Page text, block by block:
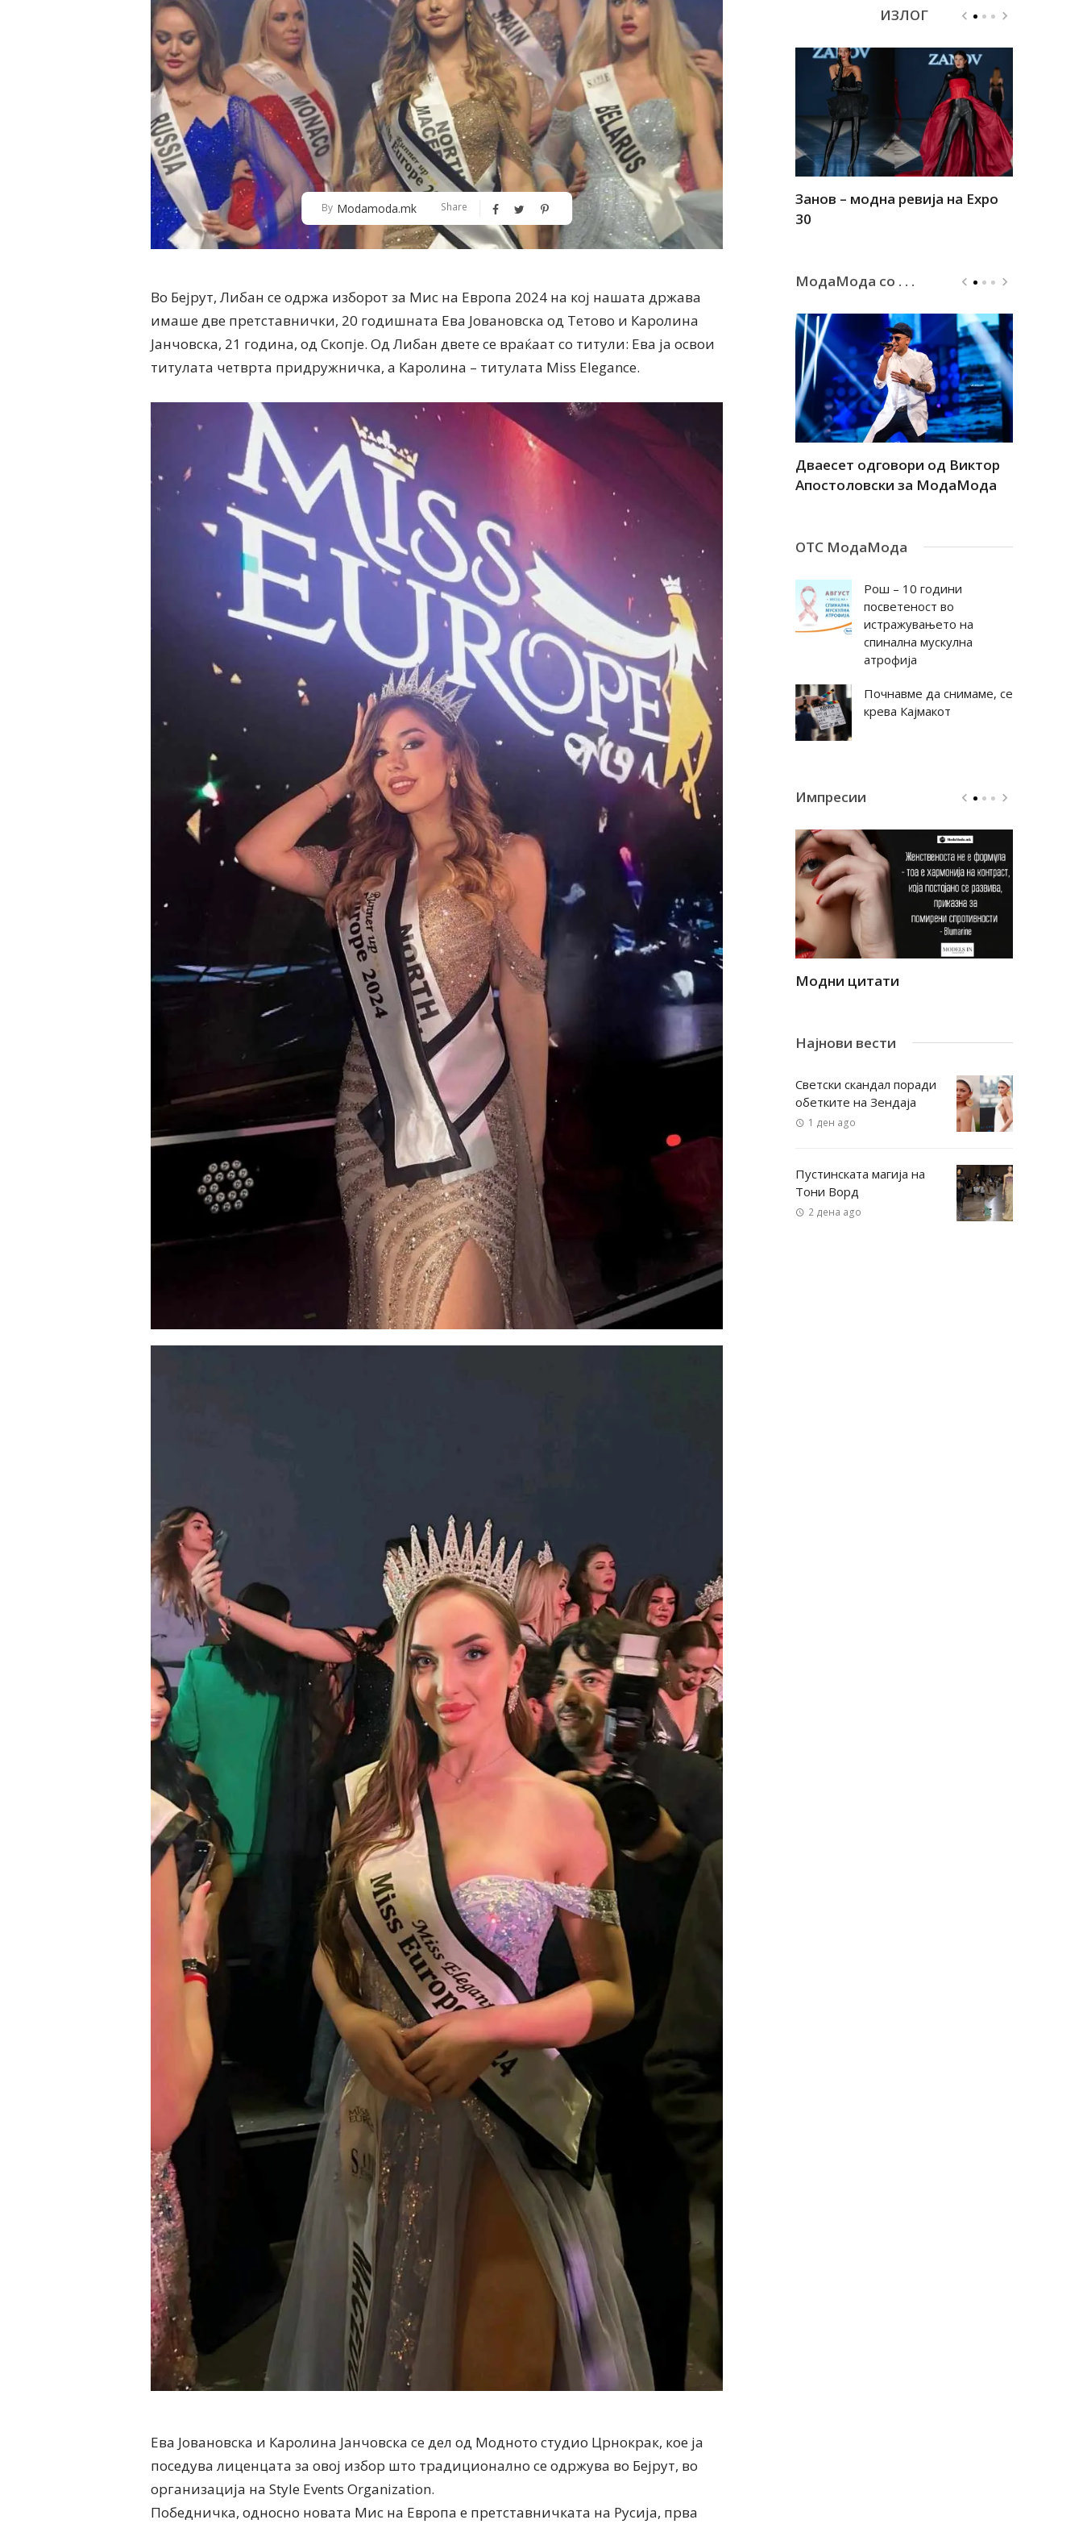
By Modamoda.mk Share
Во Бејрут, Либан се одржа изборот за Мис на Европа 2024 на кој нашата држава
имаше две претставнички, 20 годишната Ева Јовановска од Тетово и Каролина
Јанчовска, 21 година, од Скопје. Од Либан двете се враќаат со титули: Ева ја освои
титулата четврта придружничка, а Каролина – титулата Miss Elegance.
Ева Јовановска и Каролина Јанчовска се дел од Модното студио Црнокрак, кое ја
поседува лиценцата за овој избор што традиционално се одржува во Бејрут, во
организација на Style Events Organization.
Победничка, односно новата Мис на Европа е претставничката на Русија, прва
ИЗЛОГ
Алшар – модна ревија на Expo
30
Филигрански обетки
Занов – модна ревија на Expo
30
МодаМода со . . .
Дваесет одговори од Милена
Антовска за МодаМода
Дваесет одговори за
Ристовски Принц
Дваесет одговори од Виктор
Апостоловски за МодаМода
ОТС МодаМода
Рош – 10 години
посветеност во
истражувањето на
спинална мускулна
атрофија
Почнавме да снимаме, се
крева Кајмакот
Импресии
Модни цитати Модни цитати Модни цитати
Најнови вести
Светски скандал поради
обетките на Зендаја
1 ден ago
Пустинската магија на
Тони Ворд
2 дена ago